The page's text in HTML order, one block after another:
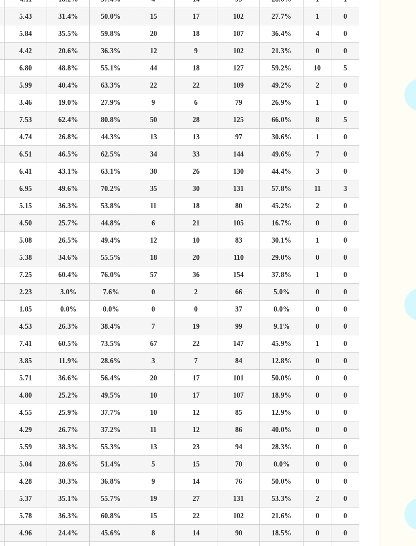
5.43 31.4% 50.0% 15 17 102 27.7% 1 0
5.84 35.5% 59.8% 20 18 107 36.4% 4 0
4.42 20.6% 36.3% 12 9 102 21.3% 0 0
6.80 48.8% 55.1% 44 18 127 59.2% 10 5
5.99 40.4% 63.3% 22 22 109 49.2% 2 0
3.46 19.0% 27.9% 9 6 79 26.9% 1 0
7.53 62.4% 80.8% 50 28 125 66.0% 8 5
4.74 26.8% 44.3% 13 13 97 30.6% 1 0
6.51 46.5% 62.5% 34 33 144 49.6% 7 0
6.41 43.1% 63.1% 30 26 130 44.4% 3 0
6.95 49.6% 70.2% 35 30 131 57.8% 11 3
5.15 36.3% 53.8% 11 18 80 45.2% 2 0
4.50 25.7% 44.8% 6 21 105 16.7% 0 0
5.08 26.5% 49.4% 12 10 83 30.1% 1 0
5.38 34.6% 55.5% 18 20 110 29.0% 0 0
7.25 60.4% 76.0% 57 36 154 37.8% 1 0
2.23 3.0% 7.6% 0 2 66 5.0% 0 0
1.05 0.0% 0.0% 0 0 37 0.0% 0 0
4.53 26.3% 38.4% 7 19 99 9.1% 0 0
7.41 60.5% 73.5% 67 22 147 45.9% 1 0
3.85 11.9% 28.6% 3 7 84 12.8% 0 0
5.71 36.6% 56.4% 20 17 101 50.0% 0 0
4.80 25.2% 49.5% 10 17 107 18.9% 0 0
4.55 25.9% 37.7% 10 12 85 12.9% 0 0
4.29 26.7% 37.2% 11 12 86 40.0% 0 0
5.59 38.3% 55.3% 13 23 94 28.3% 0 0
5.04 28.6% 51.4% 5 15 70 0.0% 0 0
4.28 30.3% 36.8% 9 14 76 50.0% 0 0
5.37 35.1% 55.7% 19 27 131 53.3% 2 0
5.78 36.3% 60.8% 15 22 102 21.6% 0 0
4.96 24.4% 45.6% 8 14 90 18.5% 0 0